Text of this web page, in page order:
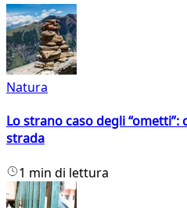
Natura
Lo strano caso degli
strada
1 min di lettura